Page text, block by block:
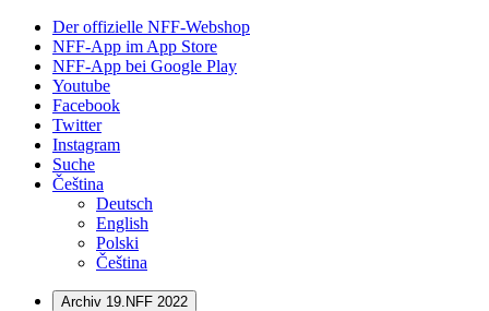
Der offizielle NFF-Webshop
NFF-App im App Store
NFF-App bei Google Play
Youtube
Facebook
Twitter
Instagram
Suche
Čeština
Deutsch
English
Polski
Čeština
Archiv 19.NFF 2022